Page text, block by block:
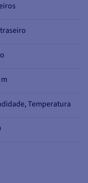
Temperatura